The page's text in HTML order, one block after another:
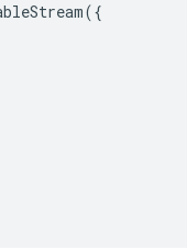
({